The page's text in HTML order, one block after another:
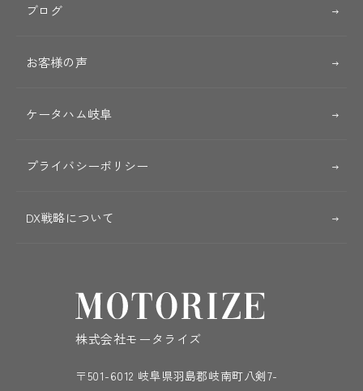
ブログ
お客様の声
ケータハム岐阜
プライバシーポリシー
DX戦略について
株式会社モータライズ
〒501-6012 岐阜県羽島郡岐南町八剣7-